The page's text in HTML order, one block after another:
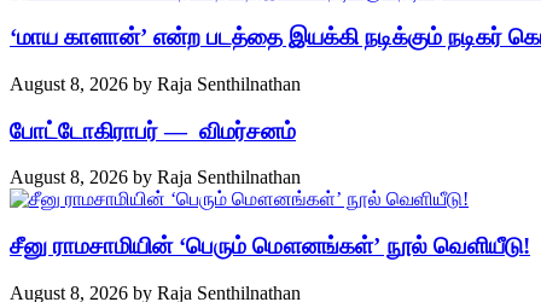
‘மாய காளான்’ என்ற படத்தை இயக்கி நடிக்கும் நடிகர்
August 8, 2026 by Raja Senthilnathan
போட்டோகிராபர் — விமர்சனம்
August 8, 2026 by Raja Senthilnathan
சீனு ராமசாமியின் ‘பெரும் மௌனங்கள்’ நூல் வெளியீடு!
August 8, 2026 by Raja Senthilnathan